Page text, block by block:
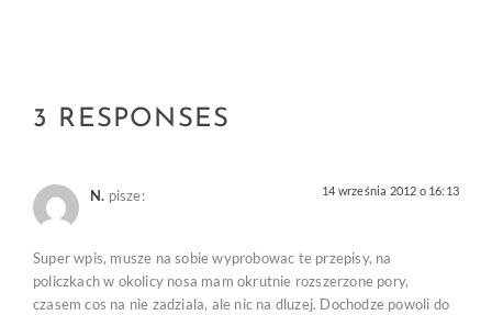
3 RESPONSES
N. pisze: 14 września 2012 o 16:13
Super wpis, musze na sobie wyprobowac te przepisy, na
policzkach w okolicy nosa mam okrutnie rozszerzone pory,
czasem cos na nie zadziala, ale nic na dluzej. Dochodze powoli do